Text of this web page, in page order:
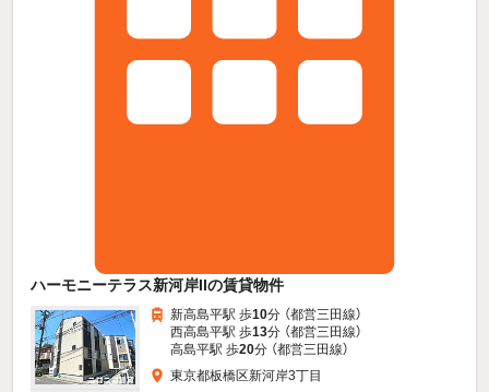
ハーモニーテラス新河岸IIの賃貸物件
新高島平駅 歩10分 （都営三田線）
西高島平駅 歩13分 （都営三田線）
高島平駅 歩20分 （都営三田線）
東京都板橋区新河岸3丁目